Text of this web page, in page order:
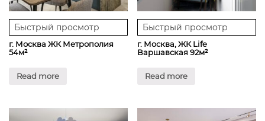
Быстрый просмотр
г. Москва ЖК Метрополия
54м²
Read more
Быстрый просмотр
г. Москва, ЖК Life
Варшавская 92м²
Read more